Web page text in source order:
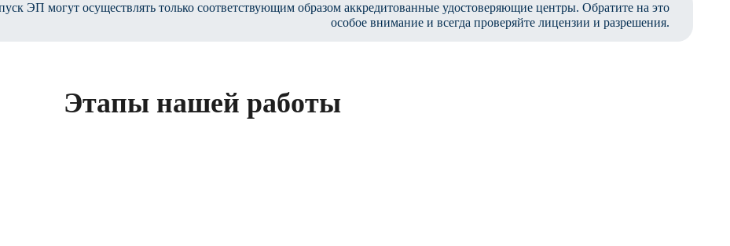
ЭП могут осуществлять только соответствующим образом аккредитованные удостоверяющие центры. Обратите на это
особое внимание и всегда проверяйте лицензии и разрешения.
Этапы нашей работы